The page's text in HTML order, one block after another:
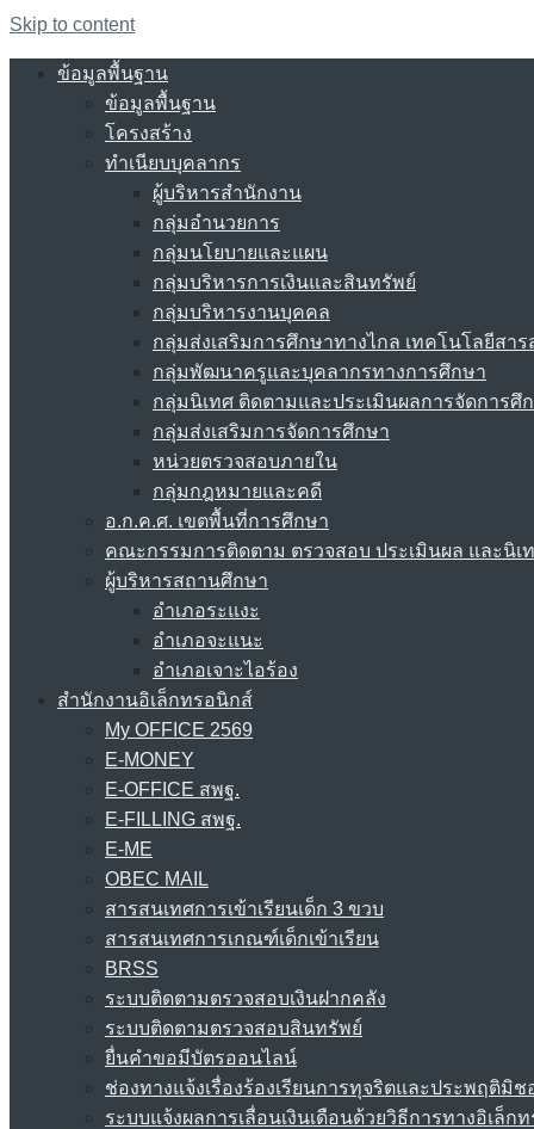
Skip to content
ข้อมูลพื้นฐาน
ข้อมูลพื้นฐาน
โครงสร้าง
ทำเนียบบุคลากร
ผู้บริหารสำนักงาน
กลุ่มอำนวยการ
กลุ่มนโยบายและแผน
กลุ่มบริหารการเงินและสินทรัพย์
กลุ่มบริหารงานบุคคล
กลุ่มส่งเสริมการศึกษาทางไกล เทคโนโลยีสา
กลุ่มพัฒนาครูและบุคลากรทางการศึกษา
กลุ่มนิเทศ ติดตามและประเมินผลการจัดการศึ
กลุ่มส่งเสริมการจัดการศึกษา
หน่วยตรวจสอบภายใน
กลุ่มกฎหมายและคดี
อ.ก.ค.ศ. เขตพื้นที่การศึกษา
คณะกรรมการติดตาม ตรวจสอบ ประเมินผล และนิเ
ผู้บริหารสถานศึกษา
อำเภอระแงะ
อำเภอจะแนะ
อำเภอเจาะไอร้อง
สำนักงานอิเล็กทรอนิกส์
My OFFICE 2569
E-MONEY
E-OFFICE สพฐ.
E-FILLING สพฐ.
E-ME
OBEC MAIL
สารสนเทศการเข้าเรียนเด็ก 3 ขวบ
สารสนเทศการเกณฑ์เด็กเข้าเรียน
BRSS
ระบบติดตามตรวจสอบเงินฝากคลัง
ระบบติดตามตรวจสอบสินทรัพย์
ยื่นคำขอมีบัตรออนไลน์
ช่องทางแจ้งเรื่องร้องเรียนการทุจริตและประพฤติมิช
ระบบแจ้งผลการเลื่อนเงินเดือนด้วยวิธีการทางอิเล็ก